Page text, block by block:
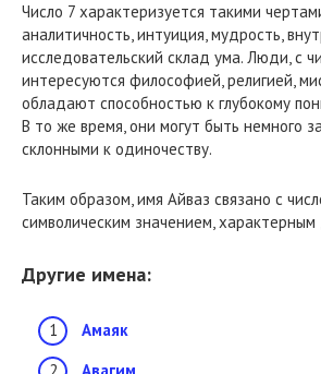
Число 7 характеризуется такими
аналитичность, интуиция, мудрость,
исследовательский склад ума. Люди, с
интересуются философией, религией,
обладают способностью к глубокому
В то же время, они могут быть немного
склонными к одиночеству.
Таким образом, имя Айваз связано с
символическим значением, характерным
Другие имена:
Амаяк